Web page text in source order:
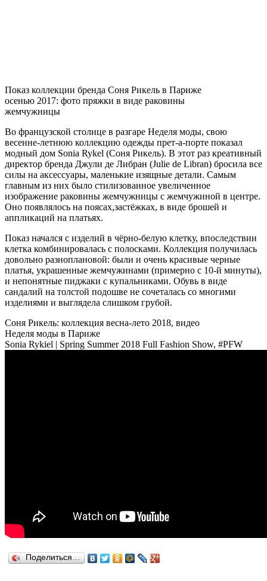
Показ коллекции бренда Соня Рикель в Париже
осенью 2017: фото пряжки в виде раковины
жемчужницы
Во французской столице в разгаре Неделя моды, свою
весенне-летнюю коллекцию одежды прет-а-порте показал
модный дом Sonia Rykel (Соня Рикель). В этот раз креативный
директор бренда Джули де Либран (Julie de Libran) бросила все
силы на аксессуары, маленькие изящные детали. Самым
главным из них было стилизованное увеличенное
изображение раковины жемчужницы с жемчужиной в центре.
Оно появлялось на поясах,застёжках, в виде брошей и
аппликаций на платьях.
Показ начался с изделий в чёрно-белую клетку, впоследствии
клетка комбинировалась с полосками. Коллекция получилась
довольно разноплановой: были и очень красивые черные
платья, украшенные жемчужинами (примерно с 10-й минуты),
и непонятные пиджаки с купальниками. Обувь в виде
сандалий на толстой подошве не сочеталась со многими
изделиями и выглядела слишком грубой.
Соня Рикель: коллекция весна-лето 2018, видео
Неделя моды в Париже
Sonia Rykiel | Spring Summer 2018 Full Fashion Show, #PFW
Поделиться…